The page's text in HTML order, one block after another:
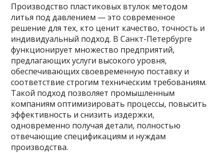
Производство пластиковых втулок методом
литья под давлением — это современное
решение для тех, кто ценит качество, точность и
индивидуальный подход. В Санкт-Петербурге
функционирует множество предприятий,
предлагающих услуги высокого уровня,
обеспечивающих своевременную поставку и
соответствие строгим техническим требованиям.
Такой подход позволяет промышленным
компаниям оптимизировать процессы, повысить
эффективность и снизить издержки,
одновременно получая детали, полностью
отвечающие спецификациям и нуждам
производства.